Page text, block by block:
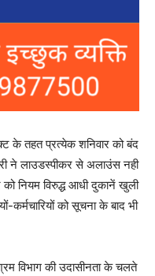
के तहत प्रत्येक शनिवार को बंद
ने लाउडस्पीकर से अलाउंस नही
को नियम विरुद्ध आधी दुकानें खुली
को सूचना के बाद भी
विभाग की उदासीनता के चलते